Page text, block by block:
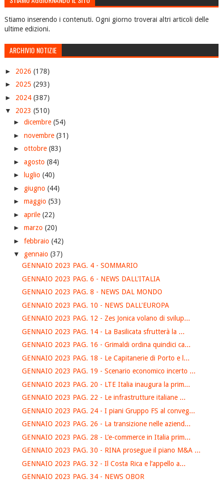
Stiamo inserendo i contenuti. Ogni giorno troverai altri articoli delle
ultime edizioni.
ARCHIVIO NOTIZIE
► 2026 (178)
► 2025 (293)
► 2024 (387)
▼ 2023 (510)
► dicembre (54)
► novembre (31)
► ottobre (83)
► agosto (84)
►
luglio (40)
► giugno (44)
► maggio (53)
► aprile (22)
► marzo (20)
► febbraio (42)
▼ gennaio (37)
GENNAIO 2023 PAG. 4 - SOMMARIO
GENNAIO 2023 PAG. 6 - NEWS DALL'ITALIA
GENNAIO 2023 PAG. 8 - NEWS DAL MONDO
GENNAIO 2023 PAG. 10 - NEWS DALL'EUROPA
GENNAIO 2023 PAG. 12 - Zes Jonica volano di svilup...
GENNAIO 2023 PAG. 14 - La Basilicata sfrutterà la ...
GENNAIO 2023 PAG. 16 - Grimaldi ordina quindici ca...
GENNAIO 2023 PAG. 18 - Le Capitanerie di Porto e l...
GENNAIO 2023 PAG. 19 - Scenario economico incerto ...
GENNAIO 2023 PAG. 20 - LTE Italia inaugura la prim...
GENNAIO 2023 PAG. 22 - Le infrastrutture italiane ...
GENNAIO 2023 PAG. 24 - I piani Gruppo FS al conveg...
GENNAIO 2023 PAG. 26 - La transizione nelle aziend...
GENNAIO 2023 PAG. 28 - L’e-commerce in Italia prim...
GENNAIO 2023 PAG. 30 - RINA prosegue il piano M&A ...
GENNAIO 2023 PAG. 32 - Il Costa Rica e l’appello a...
GENNAIO 2023 PAG. 34 - NEWS OBOR